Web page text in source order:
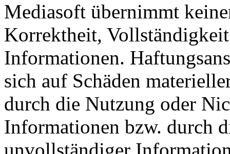
Mediasoft übernimmt
Korrektheit,
Informationen.
sich auf Schäden
durch die Nutzung oder
Informationen bzw. durch